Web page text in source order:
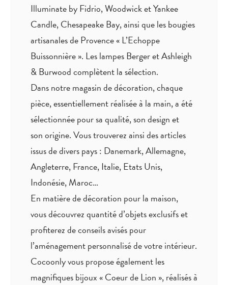
Illuminate by Fidrio, Woodwick et Yankee
Candle, Chesapeake Bay, ainsi que les bougies
artisanales de Provence « L’Echoppe
Buissonnière ». Les lampes Berger et Ashleigh
& Burwood complètent la sélection.
Dans notre magasin de décoration, chaque
pièce,essentiellement réalisée à la main, a été
sélectionnée pour sa qualité, son design et
son origine. Vous trouverez ainsi des articles
issus de divers pays : Danemark, Allemagne,
Angleterre, France, Italie, Etats Unis,
Indonésie, Maroc…
En matière de décoration pour la maison,
vous découvrez quantitéd’objets exclusifset
profiterez deconseils aviséspour
l’aménagement personnalisé de votre intérieur.
Cocoonly vous propose également les
magnifiques bijoux « Coeur de Lion », réalisés à